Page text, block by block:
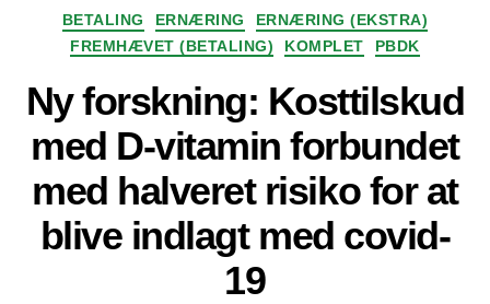
Kategorier
BETALING ERNÆRING
ERNÆRING (EKSTRA)
FREMHÆVET (BETALING)
KOMPLET PBDK
Ny forskning: Kosttilskud
med D-vitamin forbundet
med halveret risiko for at
blive indlagt med covid-
19